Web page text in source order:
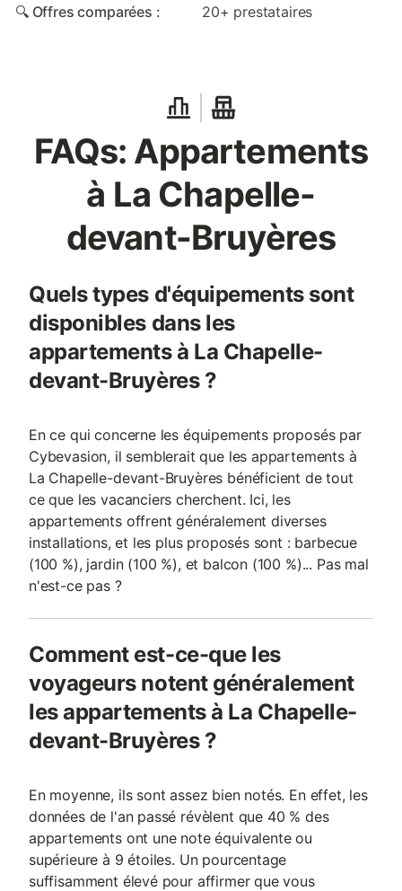
🔍 Offres comparées : 20+ prestataires
FAQs: Appartements
à La Chapelle-
devant-Bruyères
Quels types d'équipements sont
disponibles dans les
appartements à La Chapelle-
devant-Bruyères ?
En ce qui concerne les équipements proposés par
Cybevasion, il semblerait que les appartements à
La Chapelle-devant-Bruyères bénéficient de tout
ce que les vacanciers cherchent. Ici, les
appartements offrent généralement diverses
installations, et les plus proposés sont : barbecue
(100 %), jardin (100 %), et balcon (100 %)... Pas mal
n'est-ce pas ?
Comment est-ce-que les
voyageurs notent généralement
les appartements à La Chapelle-
devant-Bruyères ?
En moyenne, ils sont assez bien notés. En effet, les
données de l'an passé révèlent que 40 % des
appartements ont une note équivalente ou
supérieure à 9 étoiles. Un pourcentage
suffisamment élevé pour affirmer que vous